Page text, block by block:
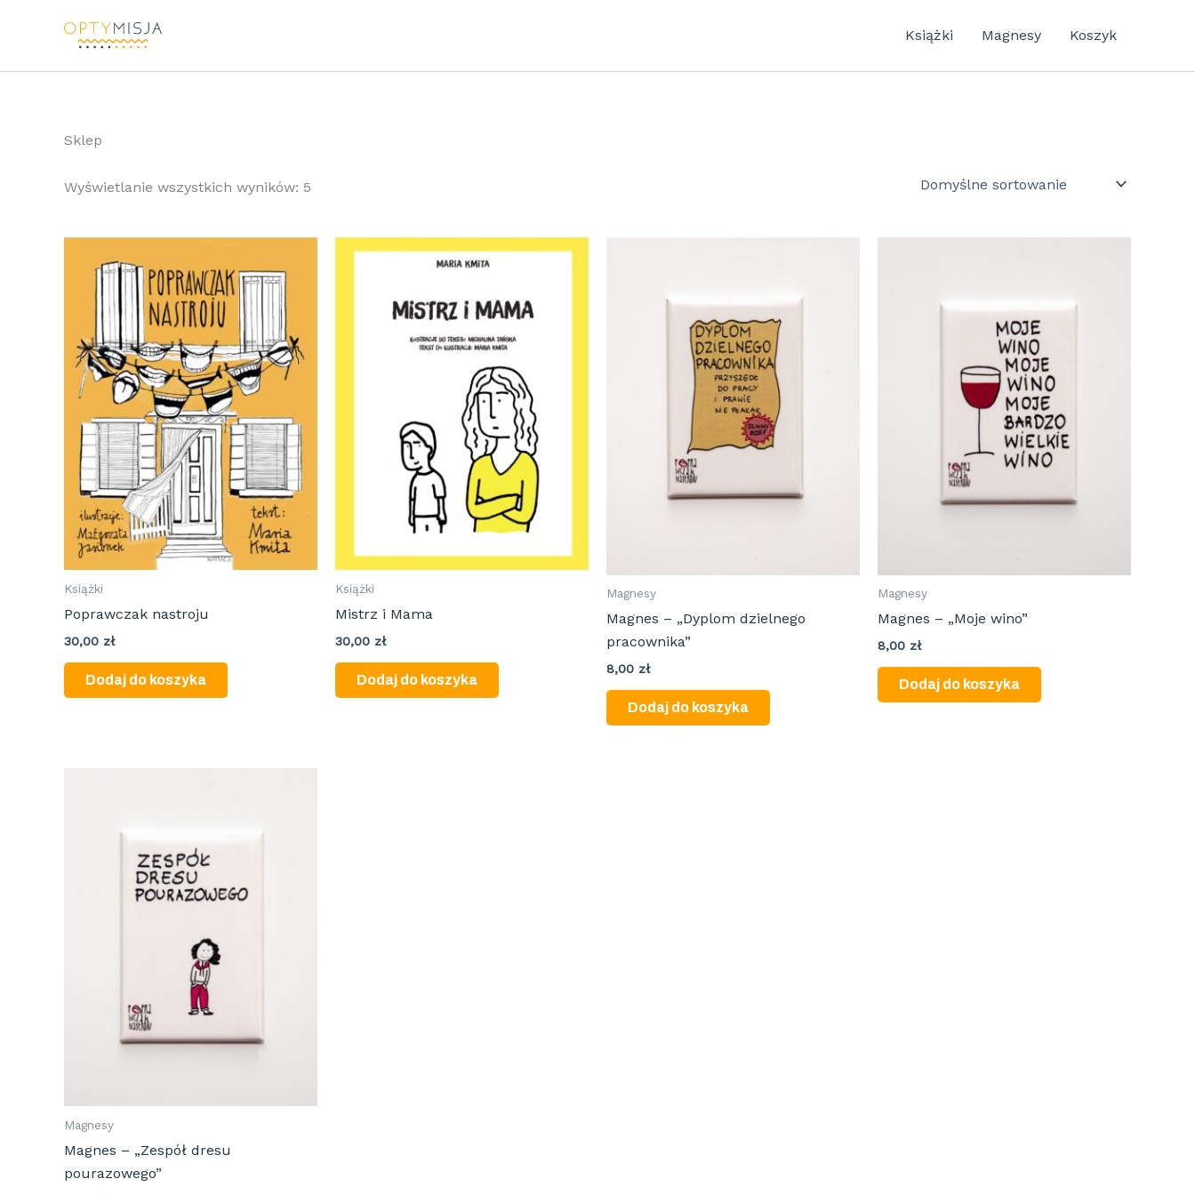
Książki Magnesy Koszyk
Sklep
Wyświetlanie wszystkich wyników: 5
Książki
Poprawczak nastroju
30,00 zł
Dodaj do koszyka
Książki
Mistrz i Mama
30,00 zł
Dodaj do koszyka
Magnesy
Magnes – „Dyplom dzielnego
pracownika”
8,00 zł
Dodaj do koszyka
Magnesy
Magnes – „Moje wino”
8,00 zł
Dodaj do koszyka
Magnesy
Magnes – „Zespół dresu
pourazowego”